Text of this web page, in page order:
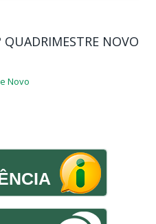
QUADRIMESTRE NOVO
Novo